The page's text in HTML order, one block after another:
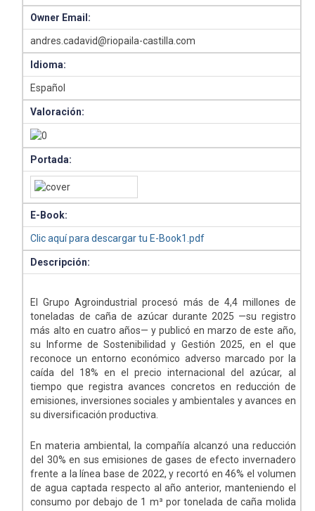
Owner Email:
andres.cadavid@riopaila-castilla.com
Idioma:
Español
Valoración:
Portada:
E-Book:
Clic aquí para descargar tu E-Book1.pdf
Descripción:
El Grupo Agroindustrial procesó más de 4,4 millones de
toneladas de caña de azúcar durante 2025 —su registro
más alto en cuatro años— y publicó en marzo de este año,
su Informe de Sostenibilidad y Gestión 2025, en el que
reconoce un entorno económico adverso marcado por la
caída del 18% en el precio internacional del azúcar, al
tiempo que registra avances concretos en reducción de
emisiones, inversiones sociales y ambientales y avances en
su diversificación productiva.
En materia ambiental, la compañía alcanzó una reducción
del 30% en sus emisiones de gases de efecto invernadero
frente a la línea base de 2022, y recortó en 46% el volumen
de agua captada respecto al año anterior, manteniendo el
consumo por debajo de 1 m³ por tonelada de caña molida